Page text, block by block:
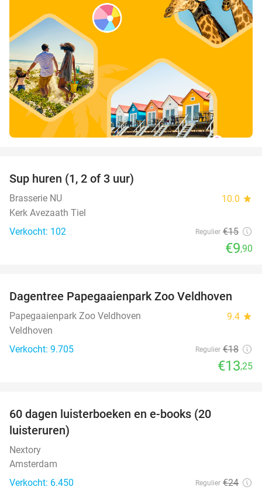
Sup huren (1, 2 of 3 uur)
Brasserie NU 10.0 star
Kerk Avezaath Tiel
Verkocht: 102
Regulier €15
€9,90
26%
Dagentree Papegaaienpark Zoo Veldhoven
Papegaaienpark Zoo Veldhoven 9.4 star
Veldhoven
Verkocht: 9.705
Regulier €18
€13,25
60 dagen luisterboeken en e-books (20
luisteruren)
Nextory
Amsterdam
Verkocht: 6.450
Regulier €24